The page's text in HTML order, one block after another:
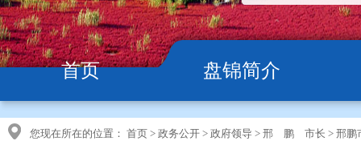
首页 盘锦简介
您现在所在的位置： 首页 > 政务公开 > 政府领导 > 邢 鹏 市长 > 邢鹏